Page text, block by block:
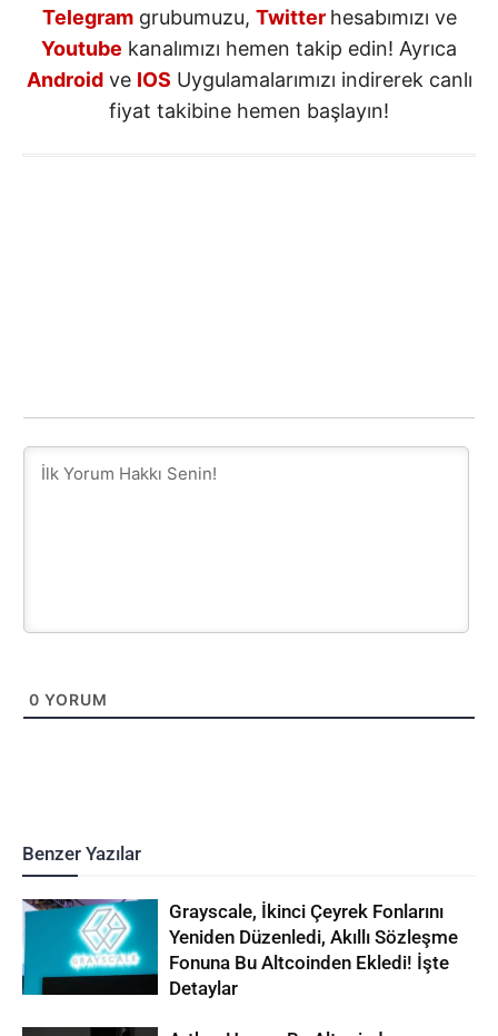
Telegramgrubumuzu, Twitter hesabımızı ve
Youtube kanalımızı hemen takip edin! Ayrıca
Androidve IOS Uygulamalarımızı indirerek canlı
fiyat takibine hemen başlayın!
0 YORUM
Benzer Yazılar
Grayscale, İkinci Çeyrek Fonlarını
Yeniden Düzenledi, Akıllı Sözleşme
Fonuna Bu Altcoinden Ekledi! İşte
Detaylar